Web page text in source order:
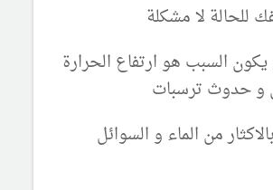
لا مشكلة
السبب هو ارتفاع الحرارة
و حدوث ترسبات
من الماء و السوائل